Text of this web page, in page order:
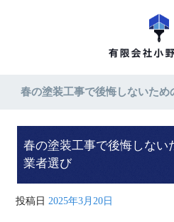
春の塗装工事で後悔しないた
春の塗装工事で後悔しない
業者選び
投稿日 2025年3月20日